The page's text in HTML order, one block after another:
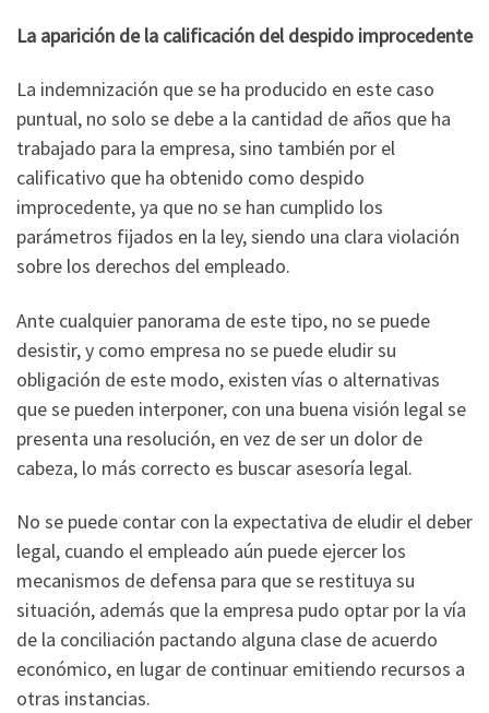
La aparición de la calificación del despido improcedente
La indemnización que se ha producido en este caso
puntual, no solo se debe a la cantidad de años que ha
trabajado para la empresa, sino también por el
calificativo que ha obtenido como despido
improcedente, ya que no se han cumplido los
parámetros fijados en la ley, siendo una clara violación
sobre los derechos del empleado.
Ante cualquier panorama de este tipo, no se puede
desistir, y como empresa no se puede eludir su
obligación de este modo, existen vías o alternativas
que se pueden interponer, con una buena visión legal se
presenta una resolución, en vez de ser un dolor de
cabeza, lo más correcto es buscar asesoría legal.
No se puede contar con la expectativa de eludir el deber
legal, cuando el empleado aún puede ejercer los
mecanismos de defensa para que se restituya su
situación, además que la empresa pudo optar por la vía
de la conciliación pactando alguna clase de acuerdo
económico, en lugar de continuar emitiendo recursos a
otras instancias.